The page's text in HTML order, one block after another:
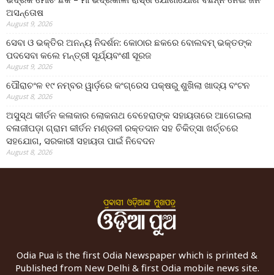
ଅସନ୍ତୋଷ
August 9, 2026
ସେବା ଓ ଭକ୍ତିର ଅନନ୍ୟ ନିଦର୍ଶନ: କୋଠାର ଛକରେ ବୋଲବମ୍ ଭକ୍ତଙ୍କ
ପଦସେବା କଲେ ମନ୍ତ୍ରୀ ସୂର୍ଯ୍ୟବଂଶୀ ସୂରଜ
August 9, 2026
ପୌରାଚଂଳ ୧୯ ନମ୍ବର ୱାର୍ଡ଼ରେ କଂଗ୍ରେସ ପକ୍ଷରୁ ଶୁଖିଲା ଖାଦ୍ୟ ବଂଟନ
August 8, 2026
ଅସୁସ୍ଥ କୀର୍ତନ କଳାକାର ଲୋକନାଥ ବେହେରାଙ୍କ ସହାୟତାରେ ଆଗେଇଲା
ବଳାଜୀପଡ଼ା ଗ୍ରାମ କୀର୍ତନ ମଣ୍ଡଳୀ ରକ୍ତଦାନ ସହ ଚିକିତ୍ସା ଖର୍ଚ୍ଚରେ
ସହଯୋଗ, ସରକାରୀ ସହାୟତା ପାଇଁ ନିବେଦନ
August 8, 2026
Odia Pua is the first Odia Newspaper which is printed &
Published from New Delhi & first Odia mobile news site.